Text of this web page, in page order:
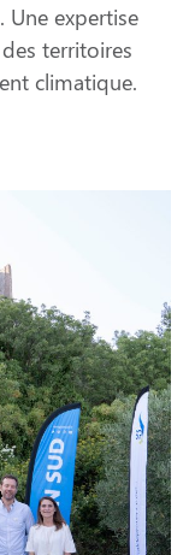
Une expertise
territoires
climatique.